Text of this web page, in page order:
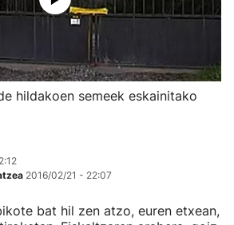
hildakoen semeek eskainitako
2016/02/21 - 22:07
bat hil zen atzo, euren etxean,